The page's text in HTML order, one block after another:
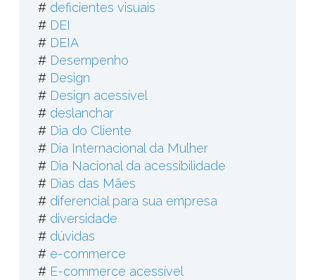
# deficientes visuais
# DEI
# DEIA
# Desempenho
# Design
# Design acessível
# deslanchar
# Dia do Cliente
# Dia Internacional da Mulher
# Dia Nacional da acessibilidade
# Dias das Mães
# diferencial para sua empresa
# diversidade
# dúvidas
# e-commerce
# E-commerce acessível